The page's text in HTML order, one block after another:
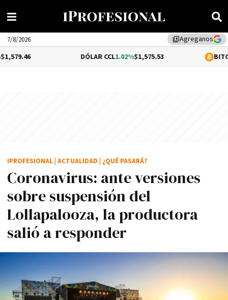
library_addAgreganos
7/8/2026
1.02%$1,575.53 BITCOIN-0.17%
Coronavirus: ante versiones
sobre suspensión del
Lollapalooza, la productora
salió a responder
IPROFESIONAL ACTUALIDAD ¿QUÉ PASARÁ?